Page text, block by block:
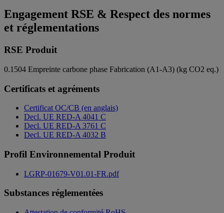
Engagement RSE & Respect des normes
et réglementations
RSE Produit
0.1504 Empreinte carbone phase Fabrication (A1-A3) (kg CO2 eq.)
Certificats et agréments
Certificat OC/CB (en anglais)
Decl. UE RED-A 4041 C
Decl. UE RED-A 3761 C
Decl. UE RED-A 4032 B
Profil Environnemental Produit
LGRP-01679-V01.01-FR.pdf
Substances réglementées